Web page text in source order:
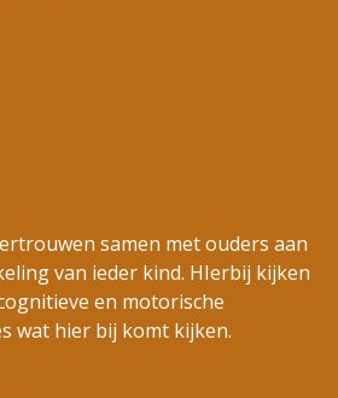
samen met ouders aan
van ieder kind. HIerbij kijken
en motorische
wat hier bij komt kijken.